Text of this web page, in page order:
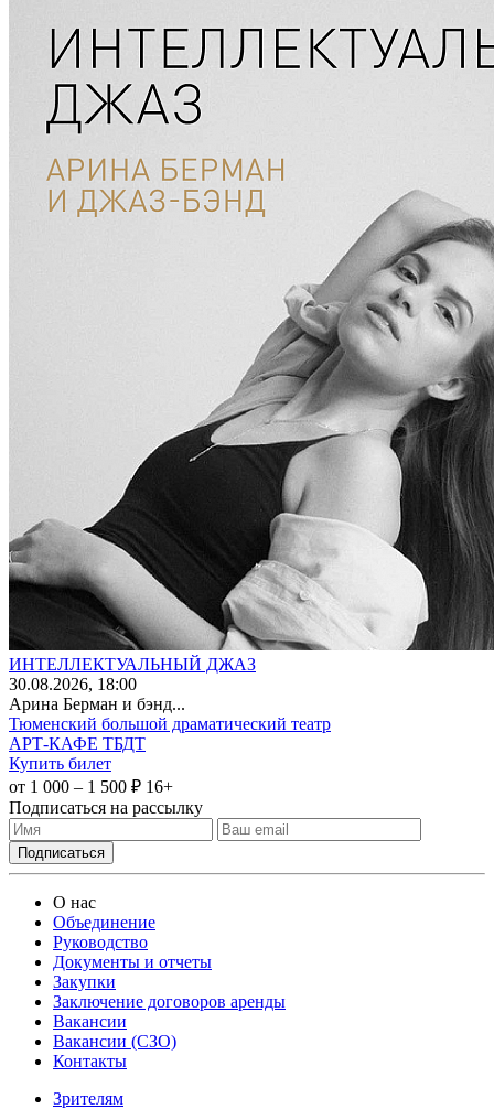
ИНТЕЛЛЕКТУАЛЬНЫЙ ДЖАЗ
30.08.2026, 18:00
Арина Берман и бэнд...
Тюменский большой драматический театр
АРТ-КАФЕ ТБДТ
Купить билет
от 1 000 – 1 500 ₽ 16+
Подписаться на рассылку
О нас
Объединение
Руководство
Документы и отчеты
Закупки
Заключение договоров аренды
Вакансии
Вакансии (СЗО)
Контакты
Зрителям